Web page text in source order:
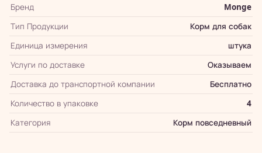
Бренд
Monge
Тип Продукции
Корм для собак
Единица измерения
штука
Услуги по доставке
Оказываем
Доставка до транспортной компании
Бесплатно
Количество в упаковке
4
Категория
Корм повседневный